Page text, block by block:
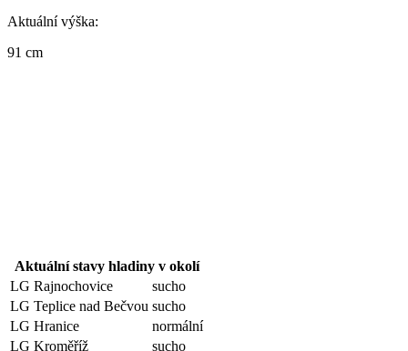
Aktuální výška:
91 cm
Aktuální stavy hladiny v okolí
LG Rajnochovice
sucho
LG Teplice nad Bečvou sucho
LG Hranice
normální
LG Kroměříž
sucho